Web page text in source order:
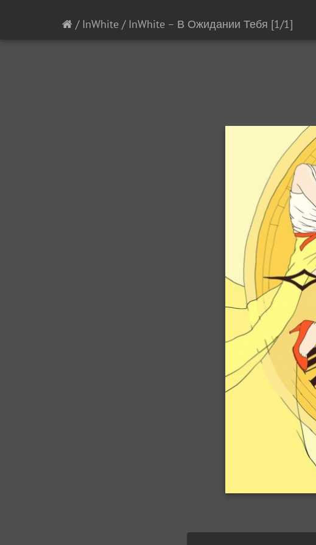
/ InWhite / InWhite – В Ожидании Тебя [1/1]